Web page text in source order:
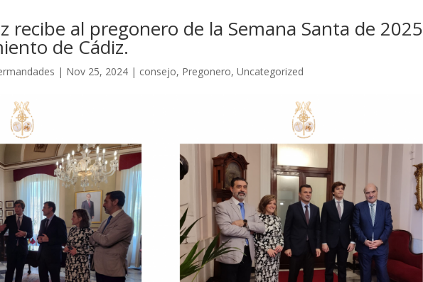
recibe al pregonero de la Semana Santa de 2025
de Cádiz.
| Nov 25, 2024 | consejo, Pregonero,Uncategorized